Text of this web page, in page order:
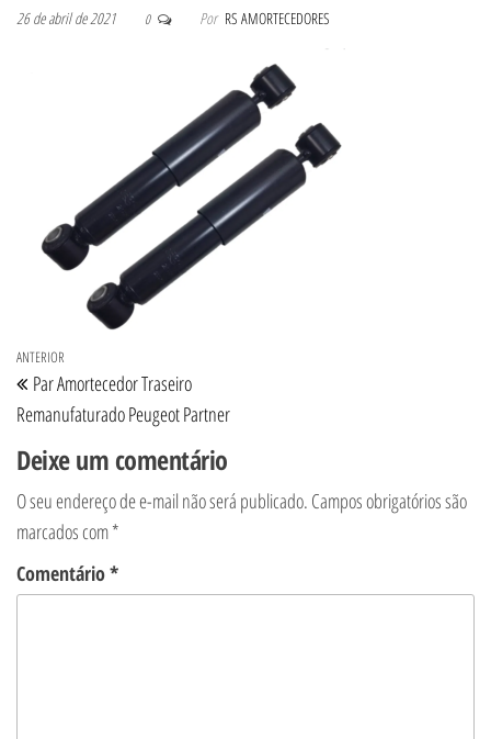
26 de abril de 2021 0 Por RS AMORTECEDORES
Navegação de Post
Post anterior
ANTERIOR
Par Amortecedor Traseiro
Remanufaturado Peugeot Partner
Deixe um comentário
O seu endereço de e-mail não será publicado. Campos obrigatórios são
marcados com*
Comentário*